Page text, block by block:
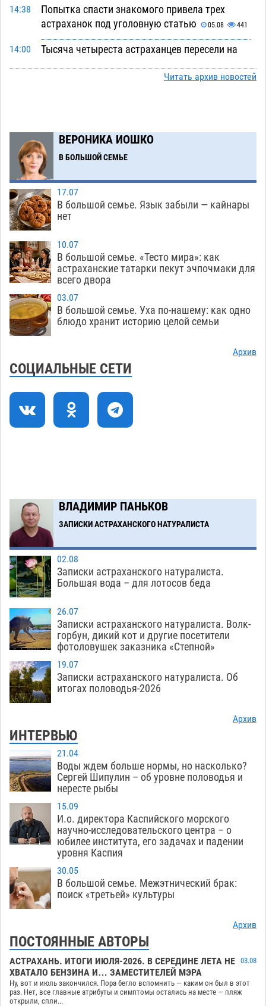
14:38
Попытка спасти знакомого привела трех
астраханок под уголовную статью
05.08 441
14:00
Тысяча четыреста астраханцев пересели на
12:51
Младенец погиб в крупном пожаре в
Астрахани
12:23
У астраханца в морозильной камере
обнаружили почти полсотни стерлядей
440
выплатит миллионный ущерб за смертельную
небрежность за рулем
05.08 404
11:22
В Астрахани возле Нового моста спасли
подростка на пенопласте
05.08 469
10:48
Астраханцам ответили на важный вопрос о
10:13 На астраханских полях начался сбор томатов
09:40
Строительство на краю земли доверили
астраханским студентам
Читать архив новостей
ВЕРОНИКА ИОШКО
В БОЛЬШОЙ СЕМЬЕ
17.07
В большой семье. Язык забыли — кайнары
нет
10.07
В большой семье. «Тесто мира»: как
астраханские татарки пекут эчпочмаки для
всего двора
03.07
В большой семье. Уха по-нашему: как одно
блюдо хранит историю целой семьи
Архив
СОЦИАЛЬНЫЕ СЕТИ
ВЛАДИМИР ПАНЬКОВ
ЗАПИСКИ АСТРАХАНСКОГО НАТУРАЛИСТА
02.08
Записки астраханского натуралиста.
Большая вода – для лотосов беда
26.07
Записки астраханского натуралиста. Волк-
горбун, дикий кот и другие посетители
фотоловушек заказника «Степной»
19.07
Записки астраханского натуралиста. Об
итогах половодья-2026
Архив
ИНТЕРВЬЮ
21.04
Воды ждем больше нормы, но насколько?
Сергей Шипулин – об уровне половодья и
нересте рыбы
15.09
И.о. директора Каспийского морского
научно-исследовательского центра – о
юбилее института, его задачах и падении
уровня Каспия
30.05
В большой семье. Межэтнический брак:
поиск «третьей» культуры
Архив
ПОСТОЯННЫЕ АВТОРЫ
АСТРАХАНЬ. ИТОГИ ИЮЛЯ-2026. В СЕРЕДИНЕ ЛЕТА НЕ
ХВАТАЛО БЕНЗИНА И… ЗАМЕСТИТЕЛЕЙ МЭРА
03.08
Ну, вот и июль закончился. Пора бегло вспомнить — каким он был в этот
раз. Нет, все главные атрибуты и симптомы остались на месте — пляж
открыли, спли...